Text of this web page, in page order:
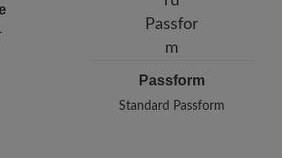
Passform
Standard Passform